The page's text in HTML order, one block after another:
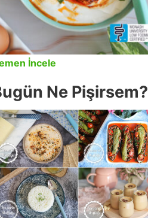
İncele
Ne Pişirsem?